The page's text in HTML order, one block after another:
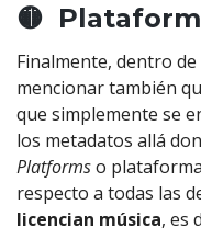
🟡
Finalmente, dentro
mencionar también
que simplemente se
los metadatos allá
Platformso
respecto a todas las
licencian música, es